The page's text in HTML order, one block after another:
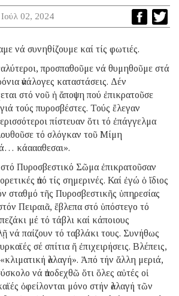
Ιούλ 02, 2024
νά συνηθίζουμε καί τίς φωτιές.
προσπαθοῦμε νά θυμηθοῦμε στά
ἀνάλογες καταστάσεις. Δέν
στό νοῦ ἡ ἄποψη πού ἐπικρατοῦσε
τούς πυροσβέστες. Τούς ἔλεγαν
πίστευαν ὅτι τό ἐπάγγελμα
τό σλόγκαν τοῦ Μίμη
κάαααθεσαι».
στό Πυροσβεστικό Σῶμα ἐπικρατοῦσαν
ἀπό τίς σημερινές. Καί ἐγώ ὁ ἴδιος
σταθμό τῆς Πυροσβεστικῆς ὑπηρεσίας
Πειραιᾶ, ἔβλεπα στό ὑπόστεγο τό
μέ τό τάβλι καί κάποιους
νά παίζουν τό ταβλάκι τους. Συνήθως
σέ σπίτια ἤ ἐπιχειρήσεις. Βλέπεις,
ἀλλαγή». Ἀπό τήν ἄλλη μεριά,
νά ἀποδεχθῶ ὅτι ὅλες αὐτές οἱ
ὀφείλονται μόνο στήν ἀλλαγή τῶν